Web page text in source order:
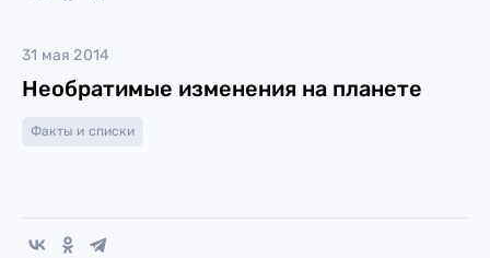
31 мая 2014
Необратимые изменения на планете
Факты и списки